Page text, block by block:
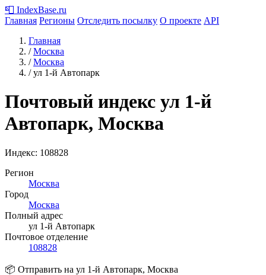
📮 IndexBase.ru
Главная Регионы Отследить посылку О проекте API
Главная
/ Москва
/ Москва
/ ул 1-й Автопарк
Почтовый индекс ул 1-й
Автопарк, Москва
Индекс: 108828
Регион
Москва
Город
Москва
Полный адрес
ул 1-й Автопарк
Почтовое отделение
108828
📦 Отправить на ул 1-й Автопарк, Москва